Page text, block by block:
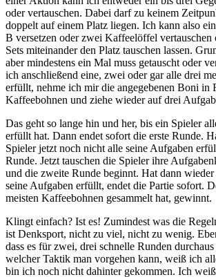
oder vertauschen. Dabei darf zu keinem
doppelt auf einem Platz liegen. Ich kann also
B versetzen oder zwei Kaffeelöffel vertauschen
Sets miteinander den Platz tauschen lassen.
aber mindestens ein Mal muss getauscht oder
ich anschließend eine, zwei oder gar alle drei
erfüllt, nehme ich mir die angegebenen Boni in
Kaffeebohnen und ziehe wieder auf drei
Das geht so lange hin und her, bis ein Spieler
erfüllt hat. Dann endet sofort die erste Runde.
Spieler jetzt noch nicht alle seine Aufgaben
Runde. Jetzt tauschen die Spieler ihre
und die zweite Runde beginnt. Hat dann
seine Aufgaben erfüllt, endet die Partie sofort.
meisten Kaffeebohnen gesammelt hat, gewinnt.
Klingt einfach? Ist es! Zumindest was die
ist Denksport, nicht zu viel, nicht zu wenig.
dass es für zwei, drei schnelle Runden
welcher Taktik man vorgehen kann, weiß ich
bin ich noch nicht dahinter gekommen. Ich